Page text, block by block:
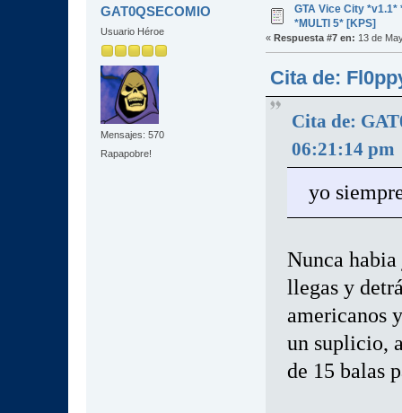
GAT0QSECOMIO
Usuario Héroe
Mensajes: 570
Rapapobre!
GTA Vice City *v1.1*
*MULTI 5* [KPS]
« Respuesta #7 en: 13 de
Cita de:
Cita de:
06:21:14 pm
yo
Nunca habia
llegas y
americanos
un suplicio,
de 15 balas